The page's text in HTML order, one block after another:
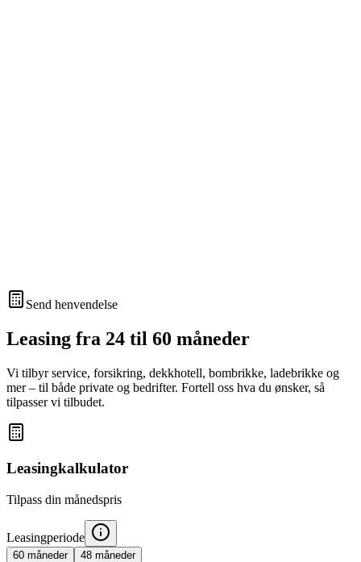
Send henvendelse
Leasing fra 24 til 60 måneder
Vi tilbyr service, forsikring, dekkhotell, bombrikke, ladebrikke og
mer – til både private og bedrifter. Fortell oss hva du ønsker, så
tilpasser vi tilbudet.
Leasingkalkulator
Tilpass din månedspris
Leasingperiode
60 måneder 48 måneder